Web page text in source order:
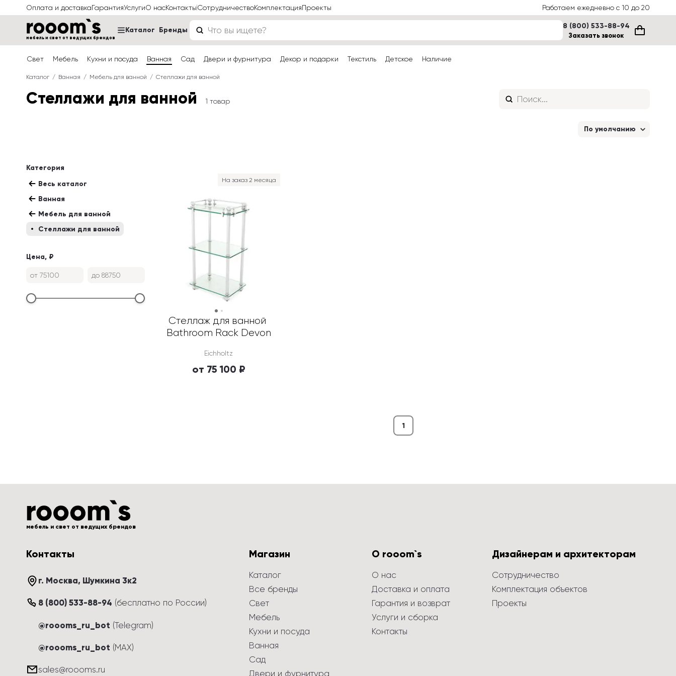
Оплата и доставкаГарантияУслугиО насКонтактыСотрудничествоКомплектацияПроекты Работаем ежедневно с 10 до 20
мебель и свет от ведущих брендов
Каталог Бренды 8 (800) 533-88-94
Заказать звонок
Свет Мебель Кухни и посуда Ванная Сад Двери и фурнитура Декор и подарки Текстиль Детское Наличие
Каталог Ванная Мебель для ванной Стеллажи для ванной
Стеллажи для ванной 1 товар
По умолчанию
Категория
Весь каталог
Ванная
Мебель для ванной
Стеллажи для ванной
Цена, ₽
от до
Стеллаж для ванной
Bathroom Rack Devon
Eichholtz
от 75 100 ₽
На заказ 2 месяца
1
мебель и свет от ведущих брендов
Контакты
г. Москва, Шумкина 3к2
8 (800) 533-88-94 (бесплатно по России)
@roooms_ru_bot (Telegram)
@roooms_ru_bot (MAX)
sales@roooms.ru
Магазин
Каталог
Все бренды
Свет
Мебель
Кухни и посуда
Ванная
Сад
Двери и фурнитура
О rooom`s
О нас
Доставка и оплата
Гарантия и возврат
Услуги и сборка
Контакты
Дизайнерам и архитекторам
Сотрудничество
Комплектация объектов
Проекты